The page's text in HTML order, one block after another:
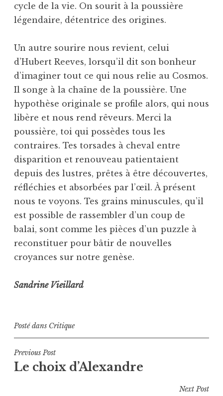
cycle de la vie. On sourit à la poussière
légendaire, détentrice des origines.
Un autre sourire nous revient, celui
d’Hubert Reeves, lorsqu’il dit son bonheur
d’imaginer tout ce qui nous relie au Cosmos.
Il songe à la chaîne de la poussière. Une
hypothèse originale se profile alors, qui nous
libère et nous rend rêveurs. Merci la
poussière, toi qui possèdes tous les
contraires. Tes torsades à cheval entre
disparition et renouveau patientaient
depuis des lustres, prêtes à être découvertes,
réfléchies et absorbées par l’œil. À présent
nous te voyons. Tes grains minuscules, qu’il
est possible de rassembler d’un coup de
balai, sont comme les pièces d’un puzzle à
reconstituer pour bâtir de nouvelles
croyances sur notre genèse.
Sandrine Vieillard
Posté dans Critique
Navigation
de
Previous Post
Le choix d’Alexandre
Next Post